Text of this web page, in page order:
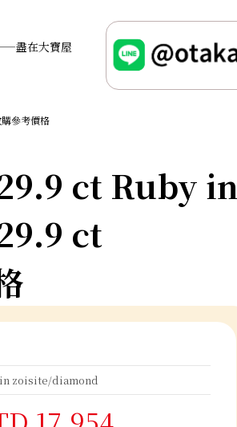
盡在大寶屋
參考價格
ct Ruby in
ct
zoisite/diamond